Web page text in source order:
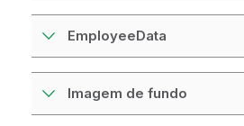
EmployeeData
Imagem de fundo